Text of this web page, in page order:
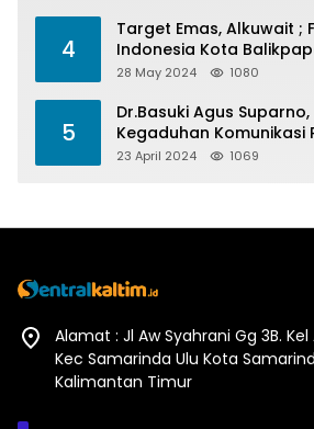
4
Target Emas, Alkuwait ;
Indonesia Kota
Barometer Prestasi Di
28 May 2024 1080
5
Dr.Basuki Agus Suparno,
Kegaduhan Komunikasi
Pesta Politik 2024
23 April 2024 1069
Alamat : Jl Aw Syahrani Gg 3B. Kel
Kec Samarinda Ulu Kota
Kalimantan Timur